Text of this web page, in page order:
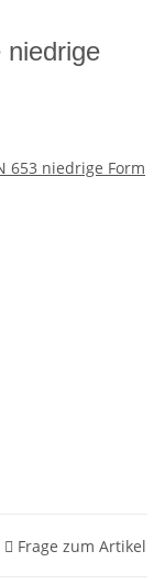
niedrige
653 niedrige Form
Frage zum Artikel